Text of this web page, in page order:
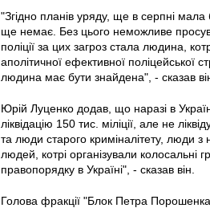
"Згідно планів уряду, ще в серпні
ще немає. Без цього неможливе
поліції за цих загроз стала людина,
аполітичної ефективної поліцейської
людина має бути знайдена", - сказав
Юрій Луценко додав, що наразі в
ліквідацію 150 тис. міліції, але не
та люди старого криміналітету, люди з
людей, котрі організували колосальні
правопорядку в Україні", - сказав він.
Голова фракції "Блок Петра